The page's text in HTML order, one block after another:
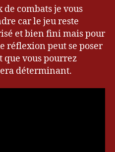
de combats je vous
car le jeu reste
et bien fini mais pour
réflexion peut se poser
que vous pourrez
déterminant.